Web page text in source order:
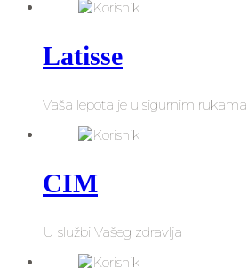
Latisse
Vaša lepota je u sigurnim rukama
CIM
U službi Vašeg zdravlja